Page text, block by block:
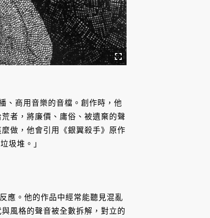
、商用音樂的音檔。創作時，他
者，將廉價、庸俗、被遺棄的聲
做，他會引用《銀翼殺手》原作
圾堆。」
應。他的作品中經常能聽見混亂
風格的聲音被全數拆解，對立的